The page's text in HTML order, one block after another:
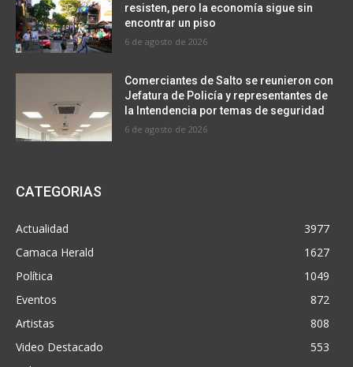
resisten, pero la economía sigue sin
encontrar un piso
6 de agosto de 2026
Comerciantes de Salto se reunieron con
Jefatura de Policía y representantes de
la Intendencia por temas de seguridad
6 de agosto de 2026
CATEGORIAS
Actualidad
3977
Camaca Herald
1627
Política
1049
Eventos
872
Artistas
808
Video Destacado
553